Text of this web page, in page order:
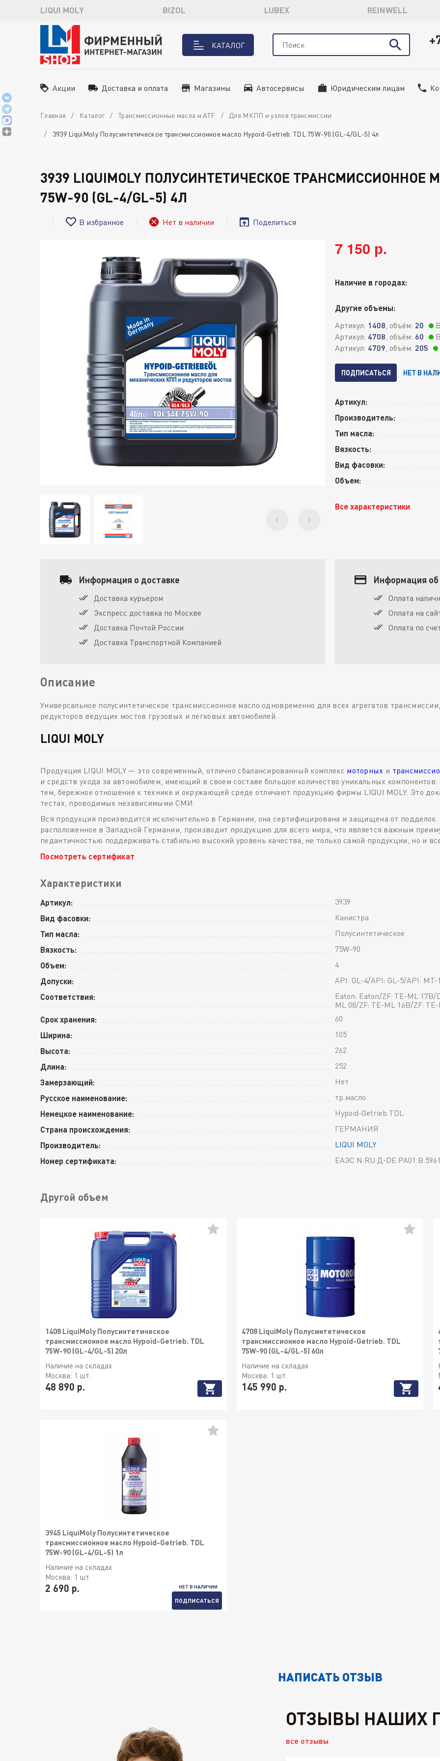
LIQUI MOLY BIZOL LUBEX REINWELL
КАТАЛОГ
Акции Доставка и оплата Магазины Автосервисы Юридическим лицам
Главная Каталог Трансмиссионные масла и ATF Для МКПП и узлов трансмиссии
3939 LiquiMoly Полусинтетическое трансмиссионное масло Hypoid-Getrieb. TDL 75W-90 (GL-4/GL-5) 4л
3939 LIQUIMOLY ПОЛУСИНТЕТИЧЕСКОЕ ТРАНСМИССИОННОЕ
75W-90 (GL-4/GL-5) 4Л
В избранное Нет в наличии Поделиться
7 150 р.
Наличие в городах:
Другие объемы:
Артикул: 1408 , объём: 20
Артикул: 4708 , объём: 60
Артикул: 4709 , объём: 205
ПОДПИСАТЬСЯ НЕТ В
Артикул:
Производитель:
Тип масла:
Вязкость:
Вид фасовки:
Объем:
Все характеристики
Информация о доставке
Доставка курьером
Экспресс доставка по Москве
Доставка Почтой России
Доставка Транспортной Компанией
Информация
Оплата
Оплата на
Оплата по
Описание
Универсальное полусинтетическое трансмиссионное масло одновременно для всех агрегатов
редукторов ведущих мостов грузовых и легковых автомобилей.
LIQUI MOLY
Продукция LIQUI MOLY — это современный, отлично сбалансированный комплекс моторных и
и средств ухода за автомобилем, имеющий в своем составе большое количество уникальных
тем, бережное отношение к технике и окружающей среде отличают продукцию фирмы LIQUI MOLY. Это
тестах, проводимых независимыми СМИ.
Вся продукция производится исключительно в Германии, она сертифицирована и защищена от
расположенное в Западной Германии, производит продукцию для всего мира, что является важным
педантичностью поддерживать стабильно высокий уровень качества, не только самой продукции, но и
Посмотреть сертификат
Характеристики
Артикул: 3939
Вид фасовки: Канистра
Тип масла: Полусинтетическое
Вязкость: 75W-90
Объем: 4
Допуски: API: GL-4/API: GL-5/API: MT-
Соответствия:
Eaton: Eaton/ZF: TE-ML 17B/
ML 08/ZF: TE-ML 16B/ZF:
Срок хранения: 60
Ширина: 105
Высота: 262
Длина: 252
Замерзающий: Нет
Русское наименование: тр.масло
Немецкое наименование: Hypoid-Getrieb.TDL
Страна происхождения: ГЕРМАНИЯ
Производитель: LIQUI MOLY
Номер сертификата: ЕАЭС N RU Д-
Другой объем
1408 LiquiMoly Полусинтетическое
трансмиссионное масло Hypoid-Getrieb. TDL
75W-90 (GL-4/GL-5) 20л
Наличие на складах
Москва: 1 шт.
48 890 р.
4708 LiquiMoly Полусинтетическое
трансмиссионное масло Hypoid-Getrieb. TDL
75W-90 (GL-4/GL-5) 60л
Наличие на складах
Москва: 1 шт.
145 990 р.
3945 LiquiMoly Полусинтетическое
трансмиссионное масло Hypoid-Getrieb. TDL
75W-90 (GL-4/GL-5) 1л
Наличие на складах
Москва: 1 шт.
2 690 р. НЕТ В НАЛИЧИИ
ПОДПИСАТЬСЯ
НАПИСАТЬ ОТЗЫВ
ОТЗЫВЫ НАШИХ
все отзывы